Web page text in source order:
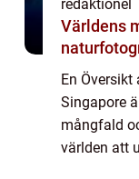
redaktionel
Världens
En Översikt
Singapore
mångfald
världen att